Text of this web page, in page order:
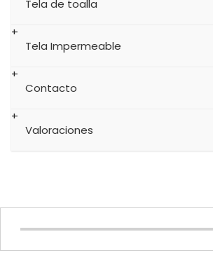
Tela de toalla
Tela Impermeable
Contacto
Valoraciones